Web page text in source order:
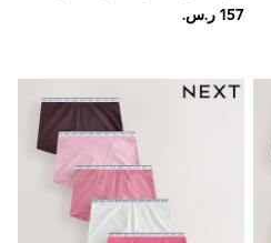
والدانتيل